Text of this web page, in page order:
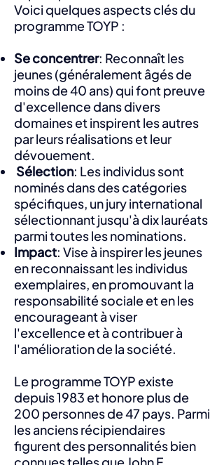
Voici quelques aspects clés du
programme TOYP :
Se concentrer: Reconnaît les
jeunes (généralement âgés de
moins de 40 ans) qui font preuve
d'excellence dans divers
domaines et inspirent les autres
par leurs réalisations et leur
dévouement.
Sélection: Les individus sont
nominés dans des catégories
spécifiques, un jury international
sélectionnant jusqu'à dix lauréats
parmi toutes les nominations.
Impact: Vise à inspirer les jeunes
en reconnaissant les individus
exemplaires, en promouvant la
responsabilité sociale et en les
encourageant à viser
l'excellence et à contribuer à
l'amélioration de la société.
Le programme TOYP existe
depuis 1983 et honore plus de
200 personnes de 47 pays. Parmi
les anciens récipiendaires
figurent des personnalités bien